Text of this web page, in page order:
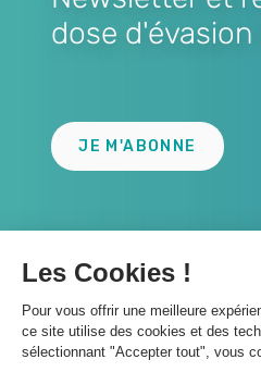
dose d'évasion
JE M'ABONNE